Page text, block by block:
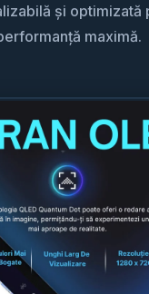
și optimizată
maximă.